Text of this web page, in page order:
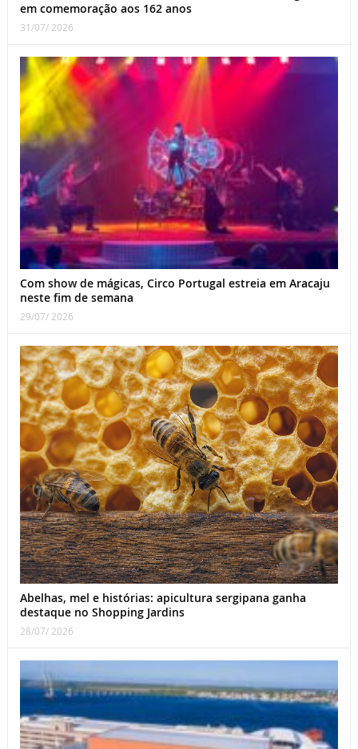
em comemoração aos 162 anos
31/07/ 2026
Com show de mágicas, Circo Portugal estreia em Aracaju
neste fim de semana
29/07/ 2026
Abelhas, mel e histórias: apicultura sergipana ganha
destaque no Shopping Jardins
28/07/ 2026